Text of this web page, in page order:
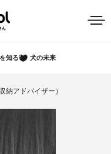
知る 犬の未来
納アドバイザー）